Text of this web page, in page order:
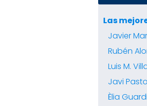
Las
Javier
Rubén
Luis M.
Javi
Èlia